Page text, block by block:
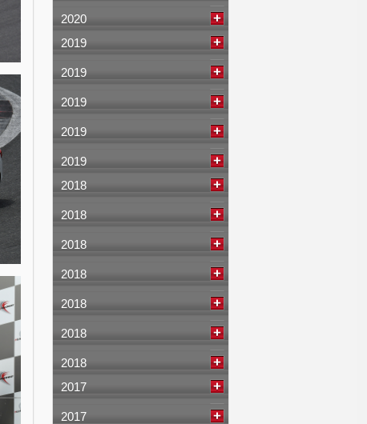
2020
2019
2019
2019
2019
2019
2018
2018
2018
2018
2018
2018
2018
2017
2017